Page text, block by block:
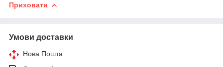
Приховати
Умови доставки
Нова Пошта